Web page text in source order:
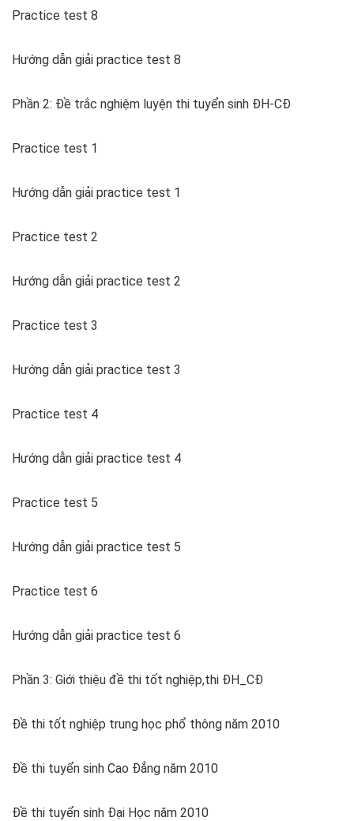
Practice test 8
Hướng dẫn giải practice test 8
Phần 2: Đề trắc nghiệm luyện thi tuyển sinh ĐH-CĐ
Practice test 1
Hướng dẫn giải practice test 1
Practice test 2
Hướng dẫn giải practice test 2
Practice test 3
Hướng dẫn giải practice test 3
Practice test 4
Hướng dẫn giải practice test 4
Practice test 5
Hướng dẫn giải practice test 5
Practice test 6
Hướng dẫn giải practice test 6
Phần 3: Giới thiệu đề thi tốt nghiệp,thi ĐH_CĐ
Đề thi tốt nghiệp trung học phổ thông năm 2010
Đề thi tuyển sinh Cao Đẳng năm 2010
Đề thi tuyển sinh Đại Học năm 2010